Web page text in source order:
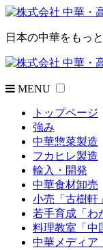
日本の中華をもっ
MENU
トップページ
強み
中華惣菜製造
フカヒレ製造
輸入・開発
中華食材卸売
小売「古樹軒」
若手育成「わ
料理教室「中
中華メディア